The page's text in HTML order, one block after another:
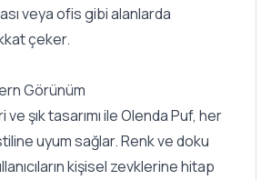
veya ofis gibi alanlarda
çeker.
Görünüm
şık tasarımı ile Olenda Puf, her
uyum sağlar. Renk ve doku
kişisel zevklerine hitap